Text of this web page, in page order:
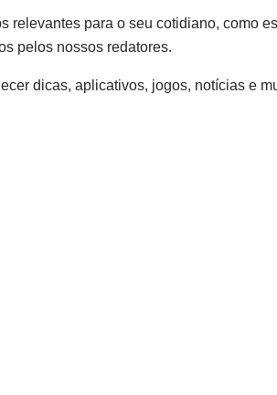
relevantes para o seu cotidiano, como
pelos nossos redatores.
dicas, aplicativos, jogos, notícias e